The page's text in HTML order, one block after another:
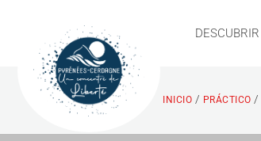
DESCUBRIR
INICIO / PRÁCTICO /